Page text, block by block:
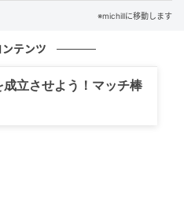
けた、ダイソー の『まな
とてもシンプルで地味な
※michillに移動します
テンツ
立させよう！マッチ棒